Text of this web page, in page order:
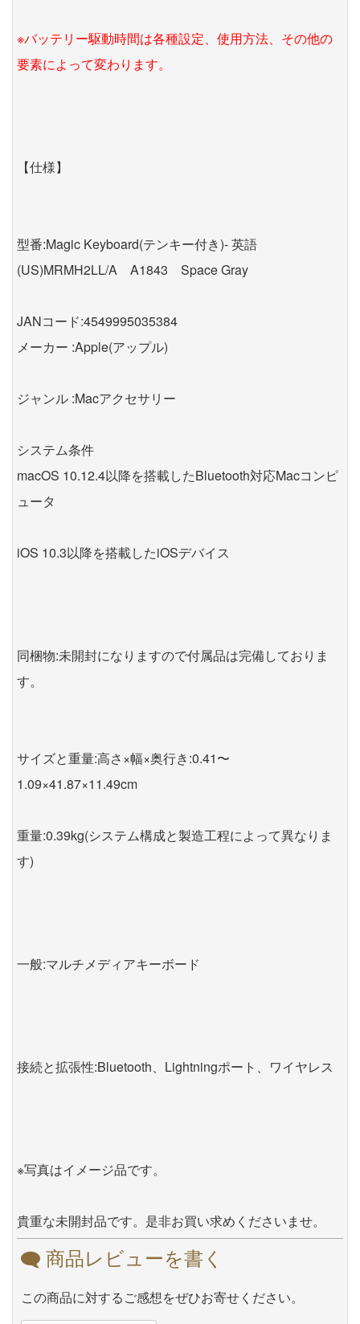
※バッテリー駆動時間は各種設定、使用方法、その他の
要素によって変わります。
【仕様】
型番:Magic Keyboard(テンキー付き)- 英語
(US)MRMH2LL/A A1843 Space Gray
JANコード:4549995035384
メーカー :Apple(アップル)
ジャンル :Macアクセサリー
システム条件
macOS 10.12.4以降を搭載したBluetooth対応Macコンピ
ュータ
iOS 10.3以降を搭載したiOSデバイス
同梱物:未開封になりますので付属品は完備しておりま
す。
サイズと重量:高さ×幅×奥行き:0.41〜
1.09×41.87×11.49cm
重量:0.39kg(システム構成と製造工程によって異なりま
す)
一般:マルチメディアキーボード
接続と拡張性:Bluetooth、Lightningポート、ワイヤレス
※写真はイメージ品です。
貴重な未開封品です。是非お買い求めくださいませ。
商品レビューを書く
この商品に対するご感想をぜひお寄せください。